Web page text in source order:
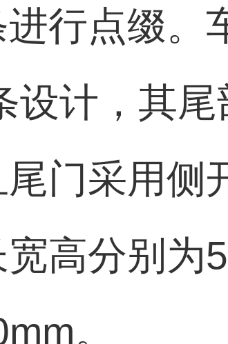
行点缀。
设计，其
门采用侧
高分别为
。